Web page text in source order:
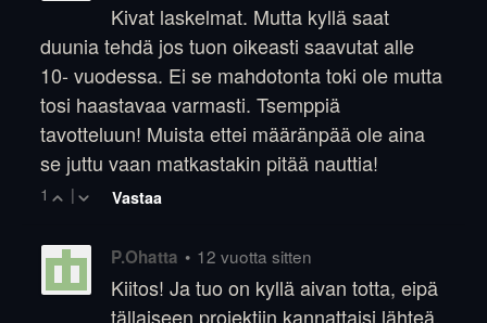
Kivat laskelmat. Mutta kyllä saat
duunia tehdä jos tuon oikeasti saavutat alle
10- vuodessa. Ei se mahdotonta toki ole mutta
tosi haastavaa varmasti. Tsemppiä
tavotteluun! Muista ettei määränpää ole aina
se juttu vaan matkastakin pitää nauttia!
1 | Vastaa
P.Ohatta • 12 vuotta sitten
Kiitos! Ja tuo on kyllä aivan totta, eipä
tällaiseen projektiin kannattaisi lähteä,